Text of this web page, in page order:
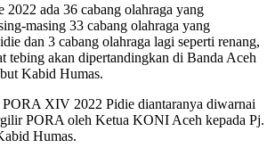
ada 36 cabang olahraga yang
masing 33 cabang olahraga yang
dan 3 cabang olahraga lagi seperti renang,
tebing akan dipertandingkan di Banda Aceh
Kabid Humas.
PORA XIV 2022 Pidie diantaranya diwarnai
PORA oleh Ketua KONI Aceh kepada Pj.
Humas.